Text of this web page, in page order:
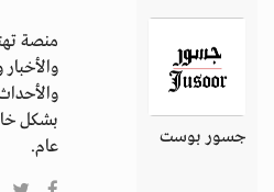
جسور بوست
منصة
بشكل
عام.